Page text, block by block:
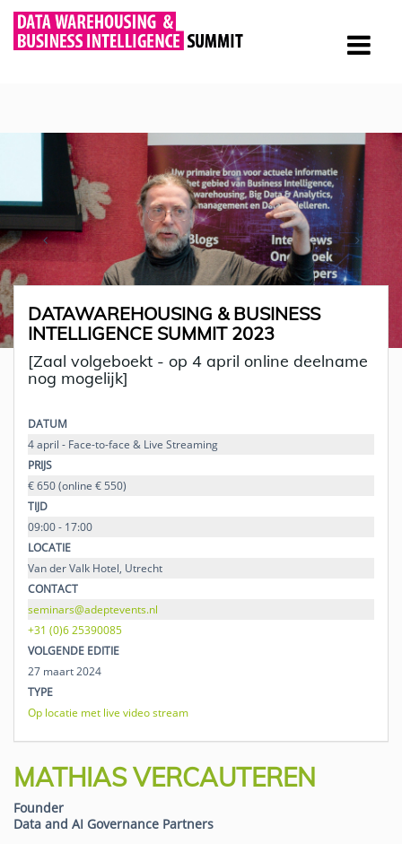
DATAWAREHOUSING & BUSINESS
INTELLIGENCE SUMMIT 2023
[Zaal volgeboekt - op 4 april online deelname
nog mogelijk]
DATUM
4 april - Face-to-face & Live Streaming
PRIJS
€ 650 (online € 550)
TIJD
09:00 - 17:00
LOCATIE
Van der Valk Hotel, Utrecht
CONTACT
seminars@adeptevents.nl
+31 (0)6 25390085
VOLGENDE EDITIE
27 maart 2024
TYPE
Op locatie met live video stream
MATHIAS VERCAUTEREN
Founder
Data and AI Governance Partners